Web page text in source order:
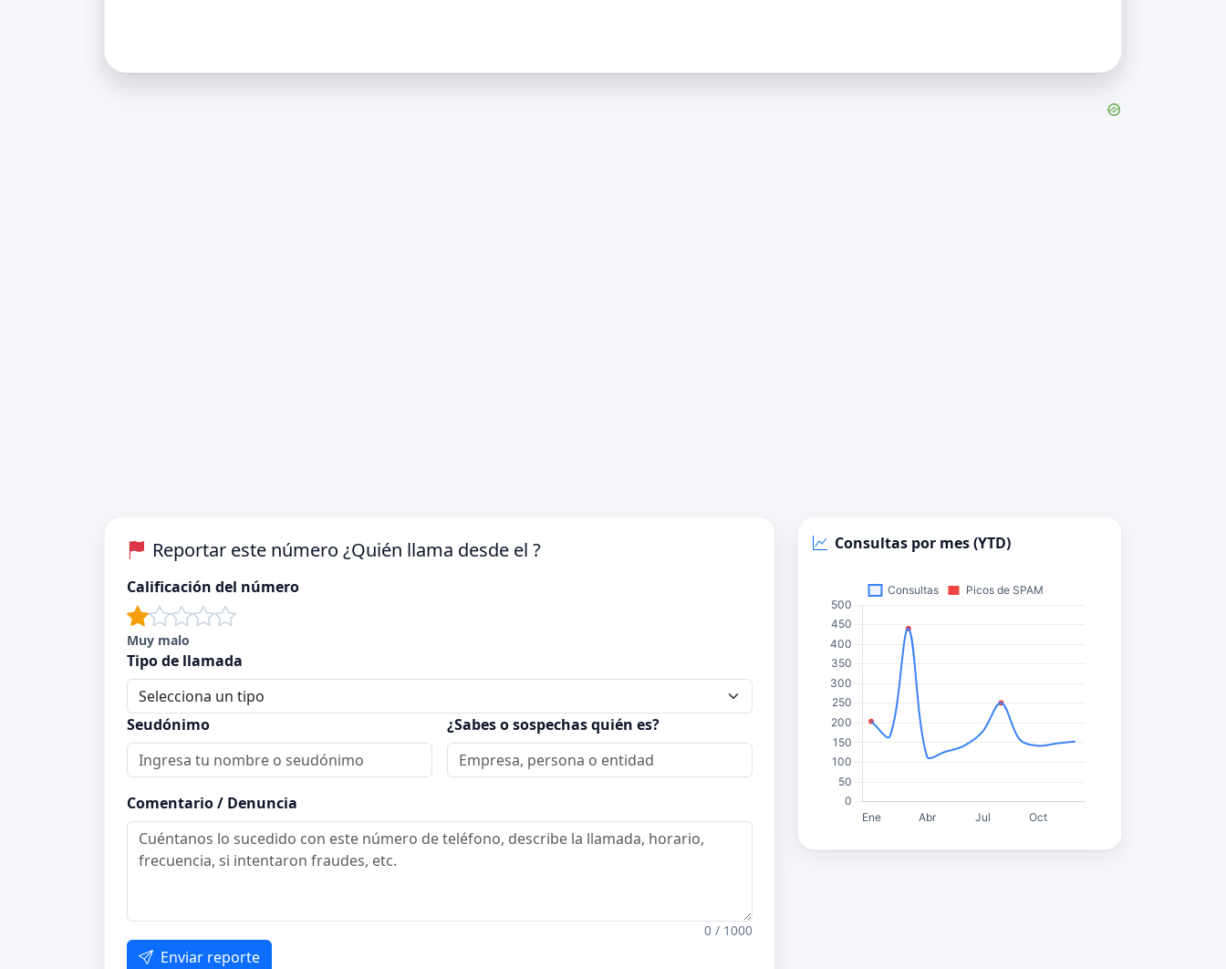
Reportar este número ¿Quién llama desde el ?
Calificación del número
Muy malo
Tipo de llamada
Seudónimo ¿Sabes o sospechas quién es?
Comentario / Denuncia
0 / 1000
Enviar reporte
Consultas por mes (YTD)